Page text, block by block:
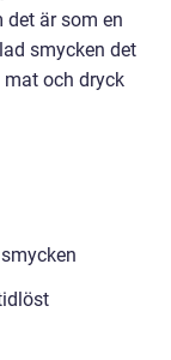
är som en
smycken det
och dryck